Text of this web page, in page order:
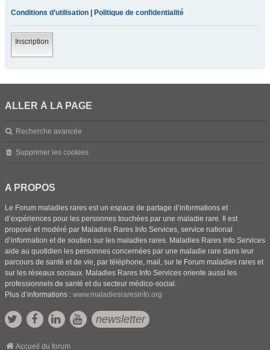
Conditions d’utilisation Politique de confidentialité
Inscription
ALLER À LA PAGE
Recherche avancée
Supprimer les cookies
A PROPOS
Le Forum maladies rares est un espace de partage d’informations et
d’expériences pour les personnes touchées par une maladie rare. Il est
proposé et modéré par Maladies Rares Info Services, service national
d’information et de soutien sur les maladies rares. Maladies Rares Info Services
aide au quotidien les personnes concernées par une maladie rare dans leur
parcours de santé et de vie, par téléphone, mail, sur le Forum maladies rares et
sur les réseaux sociaux. Maladies Rares Info Services oriente aussi les
professionnels de santé et du secteur médico-social.
Plus d’informations : www.maladiesraresinfo.org
newsletter
Accueil du forum